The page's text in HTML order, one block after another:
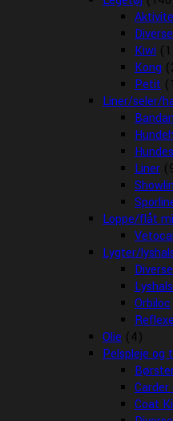
Kiwi
Kong
Petit
Liner/seler/
Liner
Loppe/flåt
Lygter/
Orbiloc
Olie (4)
Pelspleje og
Coat